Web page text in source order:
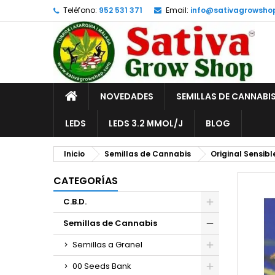
Teléfono: 952 531 371 Email:
INICIONOVEDADES SEMILLAS DE CANNABIS
LEDS LEDS 3.2 ΜMOL/J BLOG
Inicio Semillas de Cannabis Original
CATEGORÍAS
C.B.D.
Semillas de Cannabis
Semillas a Granel
00 Seeds Bank